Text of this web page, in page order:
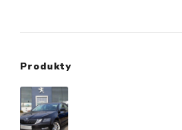
Produkty